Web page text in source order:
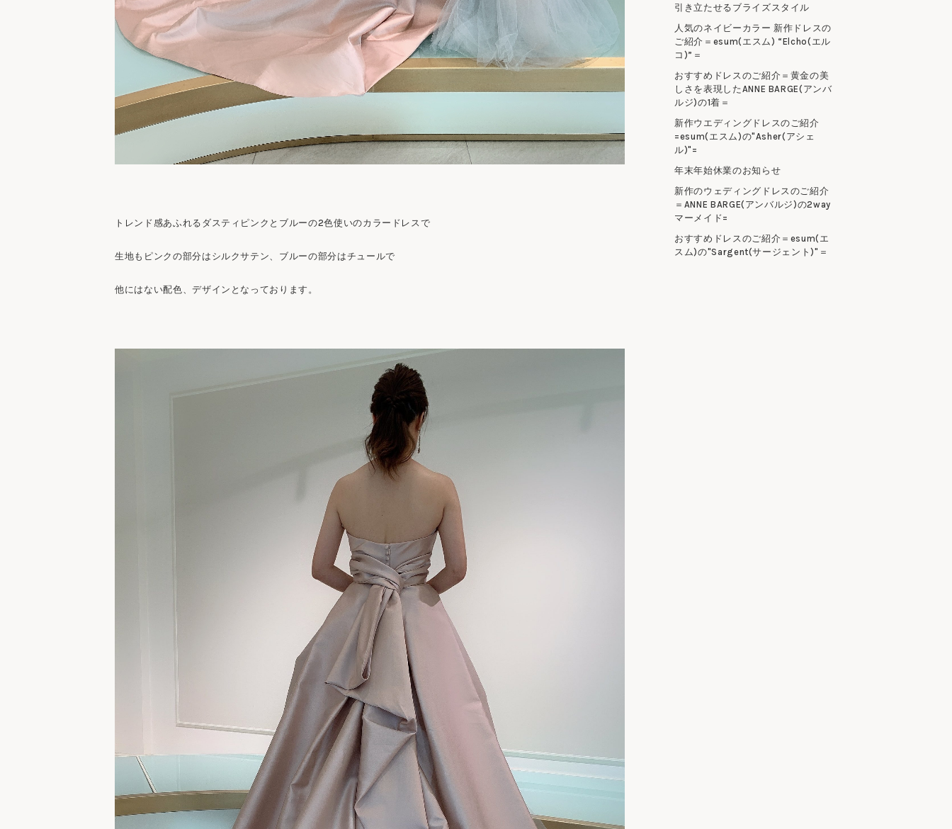
トレンド感あふれるダスティピンクとブルーの2色使いのカラードレスで
生地もピンクの部分はシルクサテン、ブルーの部分はチュールで
他にはない配色、デザインとなっております。
引き立たせるブライズスタイル
人気のネイビーカラー 新作ドレスの
ご紹介＝esum(エスム) “Elcho(エル
コ)”＝
おすすめドレスのご紹介＝黄金の美
しさを表現したANNE BARGE(アンバ
ルジ)の1着＝
新作ウエディングドレスのご紹介
=esum(エスム)の"Asher(アシェ
ル)"=
年末年始休業のお知らせ
新作のウェディングドレスのご紹介
＝ANNE BARGE(アンバルジ)の2way
マーメイド=
おすすめドレスのご紹介＝esum(エ
スム)の"Sargent(サージェント)"＝